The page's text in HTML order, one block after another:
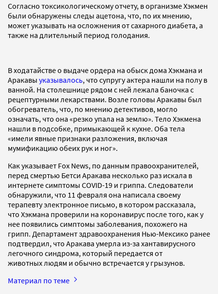
Согласно токсикологическому отчету, в организме Хэкмен
были обнаружены следы ацетона, что, по их мнению,
может указывать на осложнения от сахарного диабета, а
также на длительный период голодания.
В ходатайстве о выдаче ордера на обыск дома Хэкмана и
Аракавы указывалось, что супругу актера нашли на полу в
ванной. На столешнице рядом с ней лежала баночка с
рецептурными лекарствами. Возле головы Аракавы был
обогреватель, что, по мнению детективов, могло
означать, что она «резко упала на землю». Тело Хэкмена
нашли в подсобке, примыкающей к кухне. Оба тела
«имели явные признаки разложения, включая
мумификацию обеих рук и ног».
Как указывает Fox News, по данным правоохранителей,
перед смертью Бетси Аракава несколько раз искала в
интернете симптомы COVID-19 и гриппа. Следователи
обнаружили, что 11 февраля она написала своему
терапевту электронное письмо, в котором рассказала,
что Хэкмана проверили на коронавирус после того, как у
нее появились симптомы заболевания, похожего на
грипп. Департамент здравоохранения Нью-Мексико ранее
подтвердил, что Аракава умерла из-за хантавирусного
легочного синдрома, который передается от
животных людям и обычно встречается у грызунов.
Материал по теме